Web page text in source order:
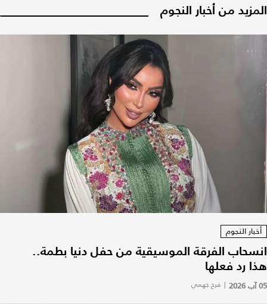
المزيد من أخبار النجوم
أخبار النجوم
انسحاب الفرقة الموسيقية من حفل دنيا بطمة..
هذا رد فعلها
05 آب 2026 | فرح جهمي